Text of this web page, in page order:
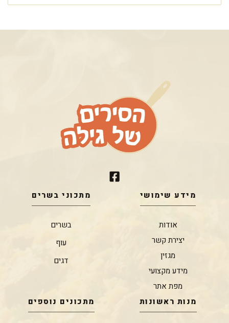
מידע שימושי
אודות
יצירת קשר
מגזין
מידע מקצועי
מפת אתר
מתכוני בשרים
בשרים
עוף
דגים
מנות ראשונות מתכונים נוספים